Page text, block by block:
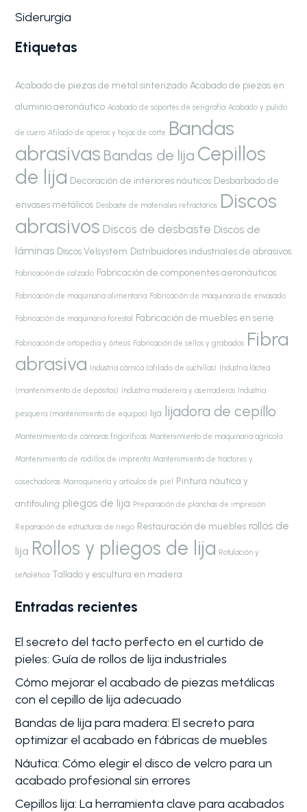
Siderurgia
Etiquetas
Acabado de piezas de metal sinterizado Acabado de piezas en
aluminio aeronáutico Acabado de soportes de serigrafía Acabado y pulido
de cuero Afilado de aperos y hojas de corte Bandas
abrasivas Bandas de lija Cepillos
de lija Decoración de interiores náuticos Desbarbado de
envases metálicos Desbaste de materiales refractarios Discos
abrasivos Discos de desbaste Discos de
láminas Discos Velsystem Distribuidores industriales de abrasivos
Fabricación de calzado Fabricación de componentes aeronáuticos
Fabricación de maquinaria alimentaria Fabricación de maquinaria de envasado
Fabricación de maquinaria forestal Fabricación de muebles en serie
Fabricación de ortopedia y órtesis Fabricación de sellos y grabados Fibra
abrasiva Industria cárnica (afilado de cuchillas) Industria láctea
(mantenimiento de depósitos) Industria maderera y aserraderos Industria
pesquera (mantenimiento de equipos) lija lijadora de cepillo
Mantenimiento de cámaras frigoríficas Mantenimiento de maquinaria agrícola
Mantenimiento de rodillos de imprenta Mantenimiento de tractores y
cosechadoras Marroquinería y artículos de piel Pintura náutica y
antifouling pliegos de lija Preparación de planchas de impresión
Reparación de estructuras de riego Restauración de muebles rollos de
lija Rollos y pliegos de lija Rotulación y
señalética Tallado y escultura en madera
Entradas recientes
El secreto del tacto perfecto en el curtido de
pieles: Guía de rollos de lija industriales
Cómo mejorar el acabado de piezas metálicas
con el cepillo de lija adecuado
Bandas de lija para madera: El secreto para
optimizar el acabado en fábricas de muebles
Náutica: Cómo elegir el disco de velcro para un
acabado profesional sin errores
Cepillos lija: La herramienta clave para acabados